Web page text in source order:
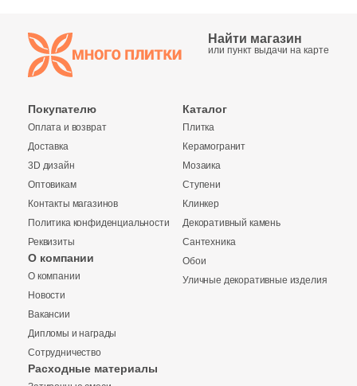
23x23 (5
24x41.6 (4)
24.8x29.8 (
24.5x25.5 (1)
24.5x24.5 (
24x30 (2
24.5x28 (
25.6х29.5 (7)
Купить в 1 клик
Количество
Заявка на бесплатный 3D дизайн
Найти магазин
или пункт выдачи на карте
Покупателю
Оплата и возврат
Доставка
3D дизайн
Оптовикам
Контакты магазинов
Политика конфиденциальности
Реквизиты
О компании
О компании
Новости
Вакансии
Дипломы и награды
Сотрудничество
Расходные материалы
Каталог
Плитка
Керамогранит
Мозаика
Ступени
Клинкер
Декоративный камень
Сантехника
Обои
Уличные декоративные изделия